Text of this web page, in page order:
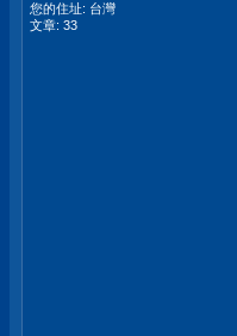
您的住址: 台灣
文章: 33